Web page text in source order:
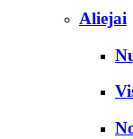
Aliejai